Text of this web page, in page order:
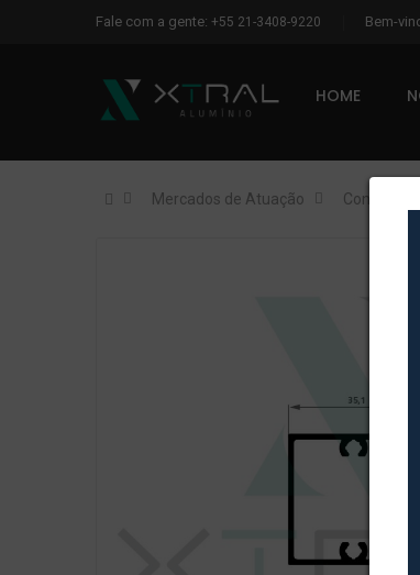
Fale com a gente: +55 21-3408-9220 Bem-
HOME
Mercados de Atuação Construção